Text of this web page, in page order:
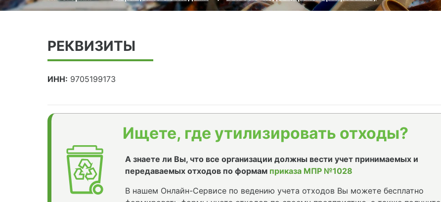
РЕКВИЗИТЫ
ИНН: 9705199173
Ищете, где утилизировать отходы?
А знаете ли Вы, что все организации должны вести учет принимаемых и
передаваемых отходов по формам приказа МПР №1028
В нашем Онлайн-Сервисе по ведению учета отходов Вы можете бесплатно